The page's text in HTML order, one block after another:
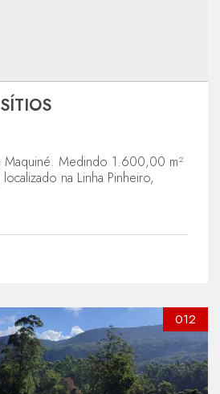
Maquiné. Medindo 1.600,00 m²
na Linha Pinheiro,
012